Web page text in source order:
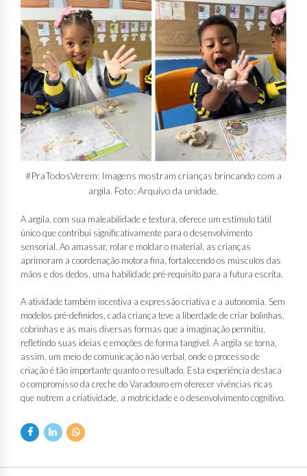
#PraTodosVerem: Imagens mostram crianças brincando com a
argila. Foto: Arquivo da unidade.
A argila, com sua maleabilidade e textura, oferece um estímulo tátil
único que contribui significativamente para o desenvolvimento
sensorial. Ao amassar, rolar e moldar o material, as crianças
aprimoram a coordenação motora fina, fortalecendo os músculos das
mãos e dos dedos, uma habilidade pré-requisito para a futura escrita.
A atividade também incentiva a expressão criativa e a autonomia. Sem
modelos pré-definidos, cada criança teve a liberdade de criar bolinhas,
cobrinhas e as mais diversas formas que a imaginação permitiu,
refletindo suas ideias e emoções de forma tangível. A argila se torna,
assim, um meio de comunicação não verbal, onde o processo de
criação é tão importante quanto o resultado. Esta experiência destaca
o compromisso da creche do Varadouro em oferecer vivências ricas
que nutrem a criatividade, a motricidade e o desenvolvimento cognitivo.